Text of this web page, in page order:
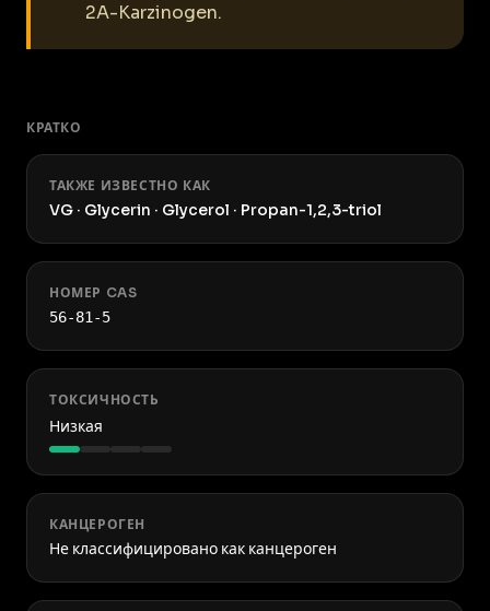
2A-Karzinogen.
КРАТКО
ТАКЖЕ ИЗВЕСТНО КАК
VG · Glycerin · Glycerol · Propan-1,2,3-triol
НОМЕР CAS
56-81-5
ТОКСИЧНОСТЬ
Низкая
КАНЦЕРОГЕН
Не классифицировано как канцероген